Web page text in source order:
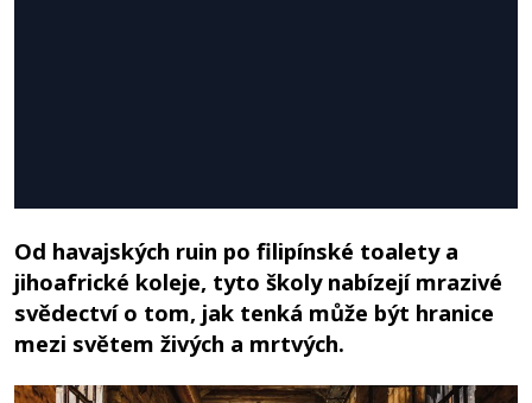
Od havajských ruin po filipínské toalety a
jihoafrické koleje, tyto školy nabízejí mrazivé
svědectví o tom, jak tenká může být hranice
mezi světem živých a mrtvých.